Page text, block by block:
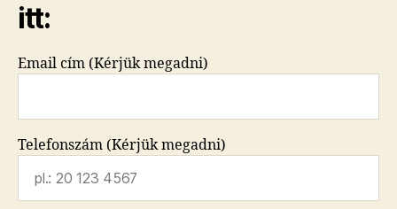
itt:
Email cím (Kérjük megadni)
Telefonszám (Kérjük megadni)